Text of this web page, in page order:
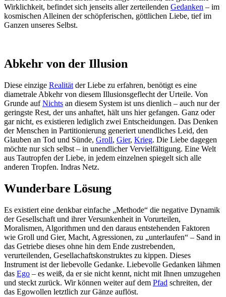
Wirklichkeit, befindet sich jenseits aller zerteilenden Gedanken – im
kosmischen Alleinen der schöpferischen, göttlichen Liebe, tief im
Ganzen unseres Selbst.
Abkehr von der Illusion
Diese einzige Realität der Liebe zu erfahren, benötigt es eine
diametrale Abkehr von diesem Illusionsgeflecht der Urteile. Von
Grunde aufNichts an diesem System ist uns dienlich – auch nur der
geringste Rest, der uns anhaftet, hält uns hier gefangen. Ganz oder
gar nicht, es existieren lediglich zwei Entscheidungen. Das Denken
der Menschen in Partitionierung generiert unendliches Leid, den
Glauben an Tod und Sünde, Groll, Gier, Krieg. Die Liebe dagegen
möchte nur sich selbst – in unendlicher Vervielfältigung. Eine Welt
aus Tautropfen der Liebe, in jedem einzelnen spiegelt sich alle
anderen Tropfen. Indras Netz.
Wunderbare Lösung
Es existiert eine denkbar einfache „Methode“ die negative Dynamik
der Gesellschaft und ihrer Versunkenheit in Vorurteilen,
Moralismen, Algorithmen und den daraus entstehenden Faktoren
wie Groll und Gier, Macht, Agressionen, zu „unterlaufen“ – Sand in
das Getriebe dieses ohne hin dem Ende zustrebenden,
verurteilenden, Gesellachaftskonstruktes zu kippen. Dieses
Instrument ist der liebevolle Gedanke. Liebevolle Gedanken lähmen
das Ego – es weiß, da er sie nicht kennt, nicht mit Ihnen umzugehen
und steckt zurück. Wir können weiter auf dem Pfad schreiten, der
das Egowollen letztlich zur Gänze auflöst.